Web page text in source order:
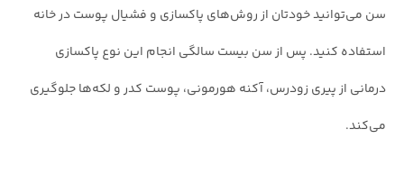
سن می‌توانید خودتان از روش‌های پاکسازی و فشیال پوست در خانه
استفاده کنید. پس از سن بیست سالگی انجام این نوع پاکسازی
درمانی از پیری زودرس، آکنه هورمونی، پوست کدر و لکه‌ها جلوگیری
می‌کند.